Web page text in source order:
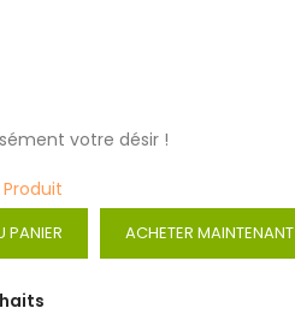
votre désir !
Produit
PANIER ACHETER MAINTENANT